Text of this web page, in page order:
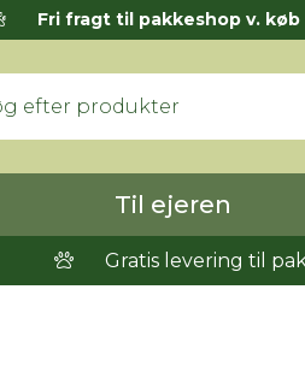
Fri fragt til pakkeshop v. køb
Til ejeren
Gratis levering til